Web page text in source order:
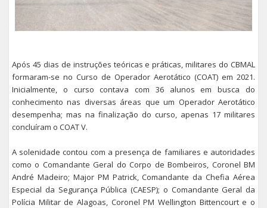
Após 45 dias de instruções teóricas e práticas, militares do CBMAL
formaram-se no Curso de Operador Aerotático (COAT) em 2021.
Inicialmente, o curso contava com 36 alunos em busca do
conhecimento nas diversas áreas que um Operador Aerotático
desempenha; mas na finalização do curso, apenas 17 militares
concluíram o COAT V.
A solenidade contou com a presença de familiares e autoridades
como o Comandante Geral do Corpo de Bombeiros, Coronel BM
André Madeiro; Major PM Patrick, Comandante da Chefia Aérea
Especial da Segurança Pública (CAESP); o Comandante Geral da
Polícia Militar de Alagoas, Coronel PM Wellington Bittencourt e o